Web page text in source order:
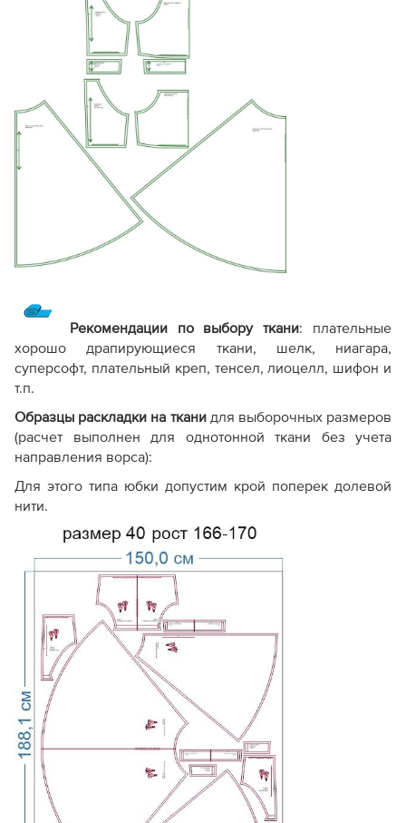
Рекомендации по выбору ткани: плательные
хорошо драпирующиеся ткани, шелк, ниагара,
суперсофт, плательный креп, тенсел, лиоцелл, шифон и
т.п.
Образцы раскладки на ткани для выборочных размеров
(расчет выполнен для однотонной ткани без учета
направления ворса):
Для этого типа юбки допустим крой поперек долевой
нити.